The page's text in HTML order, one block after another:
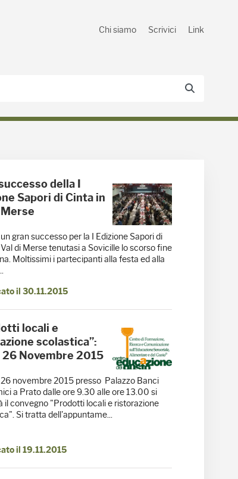
Chi siamo Scrivici Link
della I
Sapori di Cinta in
gran successo per la I Edizione Sapori di
di Merse tenutasi a Sovicille lo scorso fine
Moltissimi i partecipanti alla festa ed alla
il 30.11.2015
locali e
scolastica”:
26 Novembre 2015
novembre 2015 presso Palazzo Banci
a Prato dalle ore 9.30 alle ore 13.00 si
il convegno "Prodotti locali e ristorazione
Si tratta dell'appuntame...
il 19.11.2015